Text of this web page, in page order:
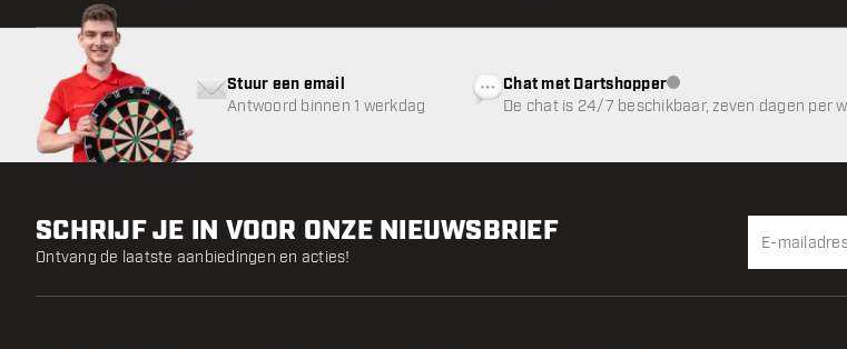
Stuur een email
Antwoord binnen 1 werkdag
Chat met Dartshopperklantenservice niet
De chat is 24/7 beschikbaar, zeven dagen per
SCHRIJF JE IN VOOR ONZE NIEUWSBRIEF
Ontvang de laatste aanbiedingen en acties!